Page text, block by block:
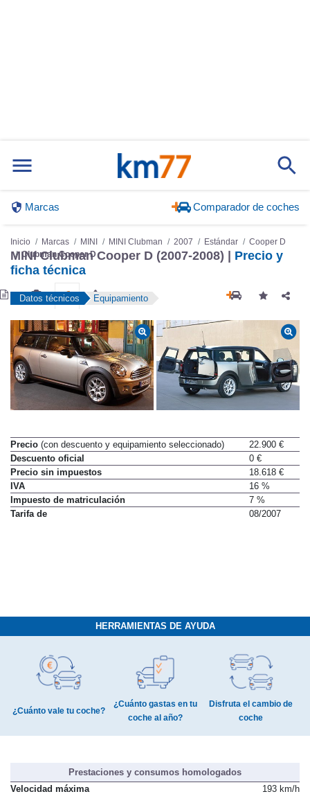
Inicio Marcas MINI MINI Clubman 2007 Estándar
Cooper D
Clubman Cooper D
MINI Clubman Cooper D (2007-2008) |
Precio y
Precio(con descuento y equipamiento seleccionado)
22.900 €
Descuento oficial
0 €
Precio sin impuestos
18.618 €
IVA
16 %
Impuesto de matriculación
7 %
HERRAMIENTAS DE AYUDA
¿Cuánto gastas en tu
Disfruta el cambio de
Prestaciones y consumos homologados